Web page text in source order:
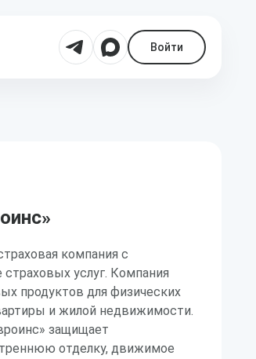
Войти
компания с
услуг. Компания
продуктов для физических
и жилой недвижимости.
защищает
отделку, движимое